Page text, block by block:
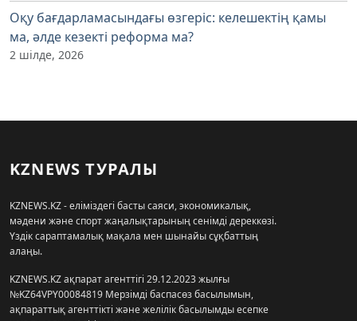
Оқу бағдарламасындағы өзгеріс: келешектің қамы
ма, әлде кезекті реформа ма?
2 шілде, 2026
KZNEWS ТУРАЛЫ
KZNEWS.KZ - еліміздегі басты саяси, экономикалық,
мәдени және спорт жаңалықтарының сенімді дереккөзі.
Үздік сараптамалық мақала мен шынайы сұқбаттың
алаңы.
KZNEWS.KZ ақпарат агенттігі 29.12.2023 жылғы
№KZ64VPY00084819 Мерзімді баспасөз басылымын,
ақпараттық агенттікті және желілік басылымды есепке